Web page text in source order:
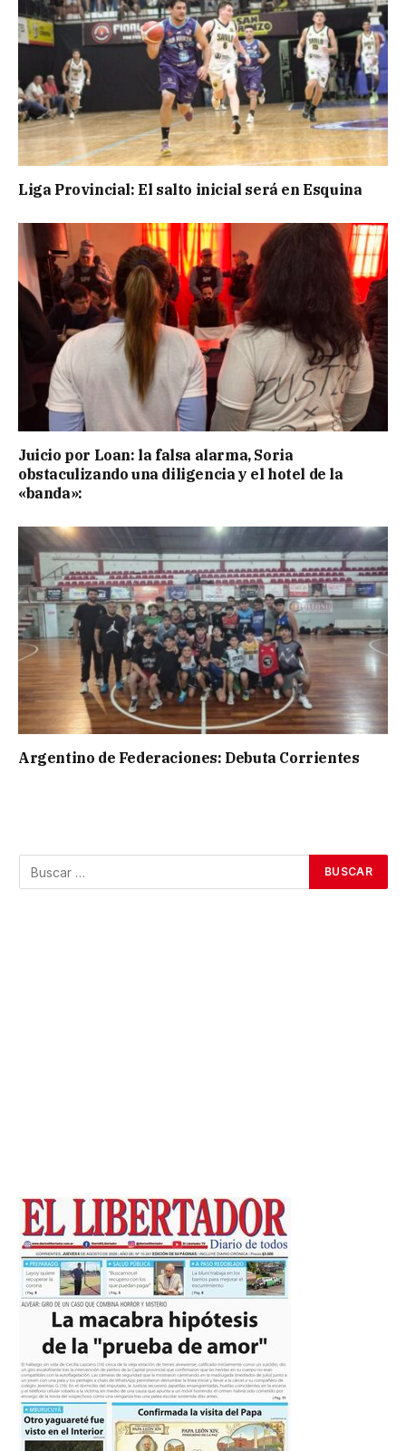
Liga Provincial: El salto inicial será en Esquina
Juicio por Loan: la falsa alarma, Soria
obstaculizando una diligencia y el hotel de la
«banda»:
Argentino de Federaciones: Debuta Corrientes